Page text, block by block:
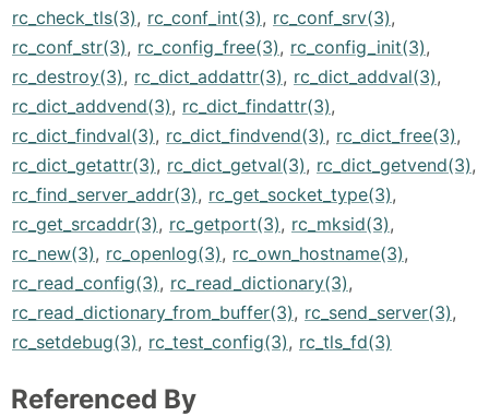
rc_check_tls(3), rc_conf_int(3), rc_conf_srv(3),
rc_conf_str(3), rc_config_free(3), rc_config_init(3),
rc_destroy(3), rc_dict_addattr(3), rc_dict_addval(3),
rc_dict_addvend(3), rc_dict_findattr(3),
rc_dict_findval(3), rc_dict_findvend(3), rc_dict_free(3),
rc_dict_getattr(3), rc_dict_getval(3), rc_dict_getvend(3),
rc_find_server_addr(3), rc_get_socket_type(3),
rc_get_srcaddr(3), rc_getport(3), rc_mksid(3),
rc_new(3), rc_openlog(3), rc_own_hostname(3),
rc_read_config(3), rc_read_dictionary(3),
rc_read_dictionary_from_buffer(3), rc_send_server(3),
rc_setdebug(3), rc_test_config(3), rc_tls_fd(3)
Referenced By